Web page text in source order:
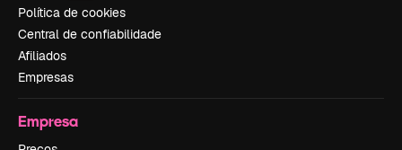
Política de cookies
Central de confiabilidade
Afiliados
Empresas
Empresa